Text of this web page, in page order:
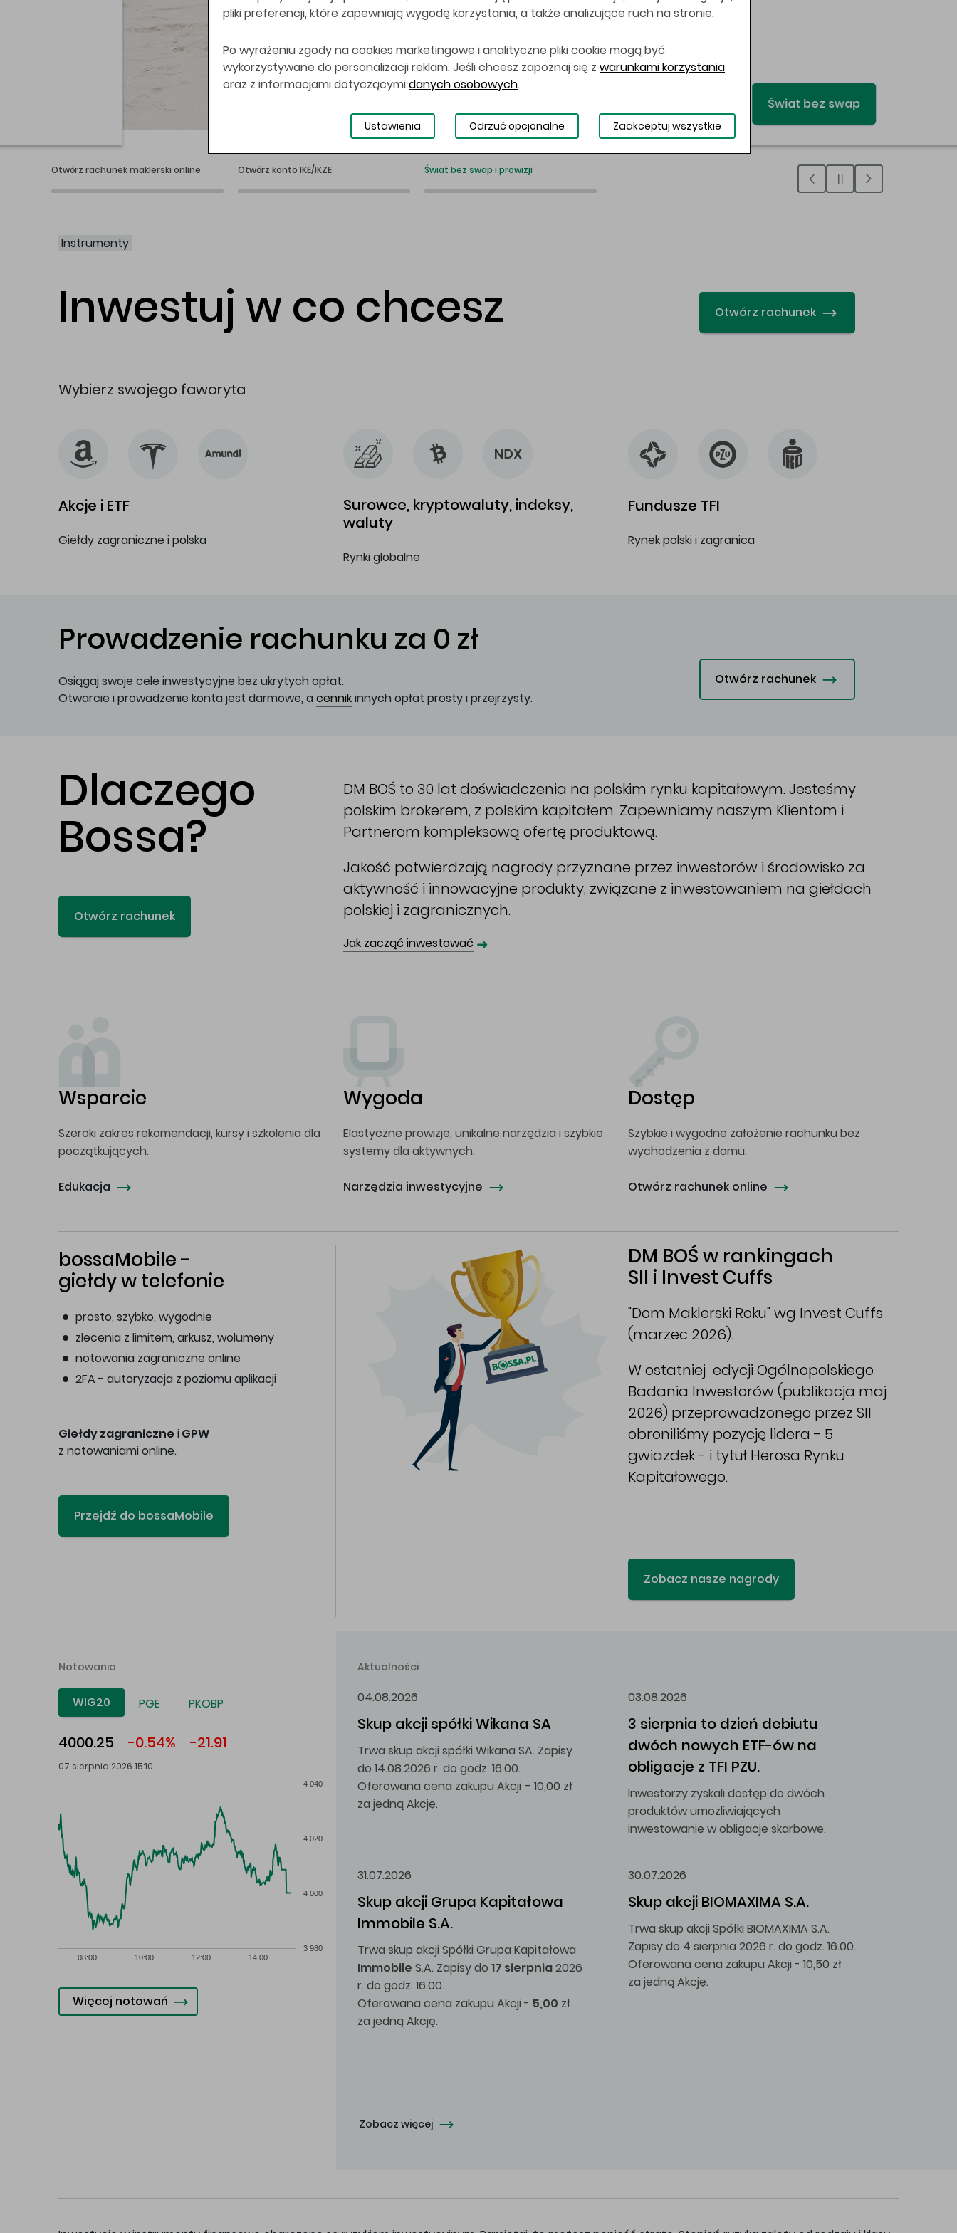
Świat bez swap
Otwórz rachunek maklerski online Otwórz konto IKE/IKZE Świat bez swap i prowizji
Instrumenty
Inwestuj w co chcesz Otwórz rachunek
Wybierz swojego faworyta
Akcje i ETF
Giełdy zagraniczne i polska
Surowce, kryptowaluty, indeksy,
waluty
Rynki globalne
Fundusze TFI
Rynek polski i zagranica
Prowadzenie rachunku za 0 zł
Osiągaj swoje cele inwestycyjne bez ukrytych opłat.
Otwarcie i prowadzenie konta jest darmowe, a cennikinnych opłat prosty i przejrzysty.
Otwórz rachunek
Dlaczego
Bossa?
Otwórz rachunek
DM BOŚ to 30 lat doświadczenia na polskim rynku kapitałowym. Jesteśmy
polskim brokerem, z polskim kapitałem. Zapewniamy naszym Klientom i
Partnerom kompleksową ofertę produktową.
Jakość potwierdzają nagrody przyznane przez inwestorów i środowisko za
aktywność i innowacyjne produkty, związane z inwestowaniem na giełdach
polskiej i zagranicznych.
Jak zacząć inwestować ➜
Wsparcie
Szeroki zakres rekomendacji, kursy i szkolenia dla
początkujących.
Edukacja
Wygoda
Elastyczne prowizje, unikalne narzędzia i szybkie
systemy dla aktywnych.
Narzędzia inwestycyjne
Dostęp
Szybkie i wygodne założenie rachunku bez
wychodzenia z domu.
Otwórz rachunek online
bossaMobile -
giełdy w telefonie
prosto, szybko, wygodnie
zlecenia z limitem, arkusz, wolumeny
notowania zagraniczne online
2FA - autoryzacja z poziomu aplikacji
Giełdy zagraniczne i GPW
z notowaniami online.
Przejdź do bossaMobile
DM BOŚ w rankingach
SII i Invest Cuffs
"Dom Maklerski Roku" wg Invest Cuffs
(marzec 2026).
W ostatniej edycji Ogólnopolskiego
Badania Inwestorów (publikacja maj
2026) przeprowadzonego przez SII
obroniliśmy pozycję lidera - 5
gwiazdek - i tytuł Herosa Rynku
Kapitałowego.
Zobacz nasze nagrody
Notowania
WIG20 PGE PKOBP
4000.25 -0.54% -21.91
07 sierpnia 2026 15:10
08:00 10:00 12:00 14:00
3 980
4 000
4 020
4 040
Więcej notowań
Aktualności
04.08.2026
Skup akcji spółki Wikana SA
Trwa skup akcji spółki Wikana SA. Zapisy
do 14.08.2026 r. do godz. 16.00.
Oferowana cena zakupu Akcji – 10,00 zł
za jedną Akcję.
03.08.2026
3 sierpnia to dzień debiutu
dwóch nowych ETF-ów na
obligacje z TFI PZU.
Inwestorzy zyskali dostęp do dwóch
produktów umożliwiających
inwestowanie w obligacje skarbowe.
31.07.2026
Skup akcji Grupa Kapitałowa
Immobile S.A.
Trwa skup akcji Spółki Grupa Kapitałowa
Immobile S.A. Zapisy do 17 sierpnia2026
r. do godz. 16.00.
Oferowana cena zakupu Akcji - 5,00 zł
za jedną Akcję.
30.07.2026
Skup akcji BIOMAXIMA S.A.
Trwa skup akcji Spółki BIOMAXIMA S.A.
Zapisy do 4 sierpnia 2026 r. do godz. 16.00.
Oferowana cena zakupu Akcji - 10,50 zł
za jedną Akcję.
Zobacz więcej
pliki preferencji, które zapewniają wygodę korzystania, a także analizujące ruch na stronie.
Po wyrażeniu zgody na cookies marketingowe i analityczne pliki cookie mogą być
wykorzystywane do personalizacji reklam. Jeśli chcesz zapoznaj się z warunkami korzystania
oraz z informacjami dotyczącymidanych osobowych.
Ustawienia Odrzuć opcjonalne Zaakceptuj wszystkie